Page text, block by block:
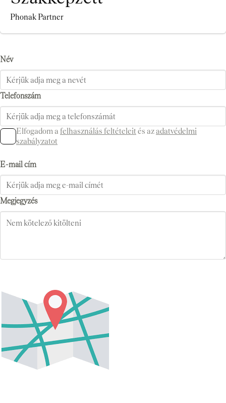
Phonak Partner
Név
Telefonszám
Elfogadom a felhasználás feltételeités azadatvédelmi
szabályzatot
E-mail cím
Megjegyzés